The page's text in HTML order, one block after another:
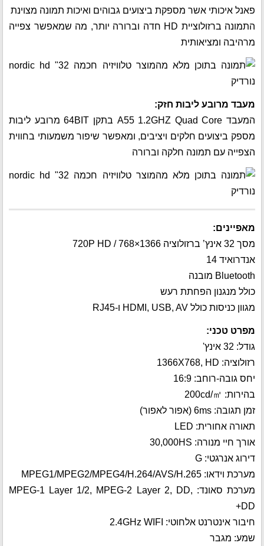
פאנל איכותי אשר מספקת ביצועים גבוהים ואיכות תמונה מצוינת
התמונה ברזולוציית HD חדה וברורה יותר, מה שמאפשר צפייה
מרהיבה ומציאותית
מעבד מרובע ליבות חזק:
המעבד A55 1.2GHZ Quad Core בתקן 64BIT מרובע ליבות
מספק ביצועים חלקים ויציבים, ומאפשר שיפור משמעותי בחווית
הצפייה עם תמונה חלקה וברורה
מאפיינים:
מסך 32 אינץ’ ברזולוציה 1366×768 / 720P HD
אנדרואיד 14
Bluetooth מובנה
כולל מנגנון הפחתת רעש
מגוון כניסות כולל HDMI, USB, AV ו-RJ45
מפרט טכני:
גודל: 32 אינץ'
רזולוציה: 1366X768, HD
יחס גובה-רוחב: 16:9
בהירות: 200cd/㎡
זמן תגובה: 6ms (אפור לאפור)
תאורה אחורית: LED
אורך חיי מנורה: 30,000HS
דירוג אנרגטי: G
מערכת וידאו: MPEG1/MPEG2/MPEG4/H.264/AVS/H.265
מערכת סאונד: MPEG-1 Layer 1/2, MPEG-2 Layer 2, DD,
DD+
חיבור אינטרנט אלחוטי: 2.4GHz WIFI
שמע: מגבר